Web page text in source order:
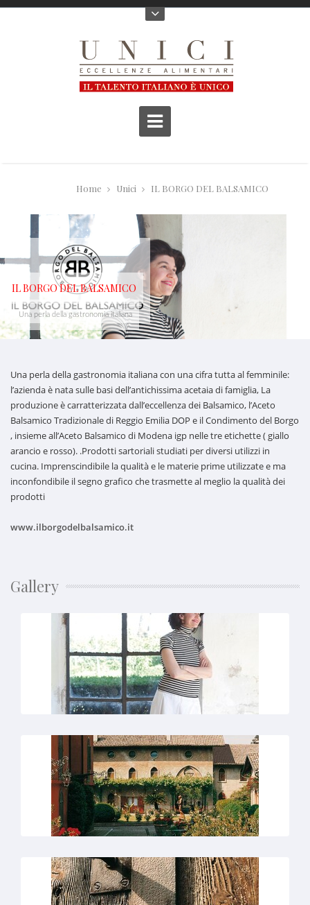
Home Unici IL BORGO DEL BALSAMICO
IL BORGO DEL BALSAMICO
Una perla della gastronomia italiana
Una perla della gastronomia italiana con una cifra tutta al femminile:
l’azienda è nata sulle basi dell’antichissima acetaia di famiglia, La
produzione è carratterizzata dall’eccellenza dei Balsamico, l’Aceto
Balsamico Tradizionale di Reggio Emilia DOP e il Condimento del Borgo
, insieme all’Aceto Balsamico di Modena igp nelle tre etichette ( giallo
arancio e rosso). .Prodotti sartoriali studiati per diversi utilizzi in
cucina. Imprenscindibile la qualità e le materie prime utilizzate e ma
inconfondibile il segno grafico che trasmette al meglio la qualità dei
prodotti
www.ilborgodelbalsamico.it
Gallery